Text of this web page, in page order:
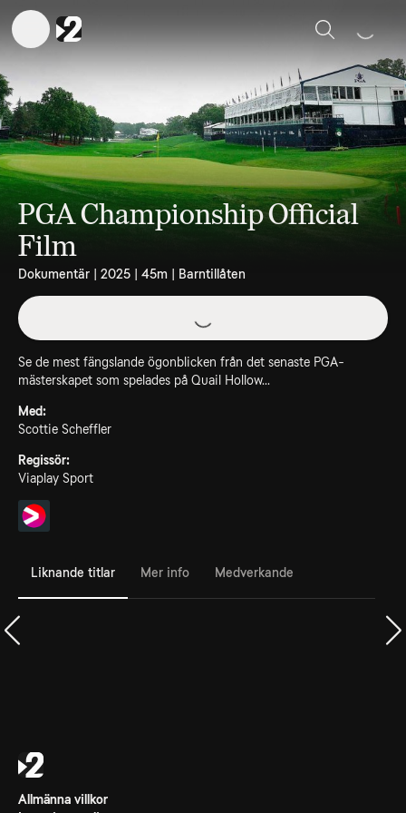
Sök
PGA Championship Official
Film
Dokumentär | 2025 | 45m | Barntillåten
Se de mest fängslande ögonblicken från det senaste PGA-
mästerskapet som spelades på Quail Hollow...
Med:
Scottie Scheffler
Regissör:
Viaplay Sport
Liknande titlar Mer info Medverkande
Allmänna villkor